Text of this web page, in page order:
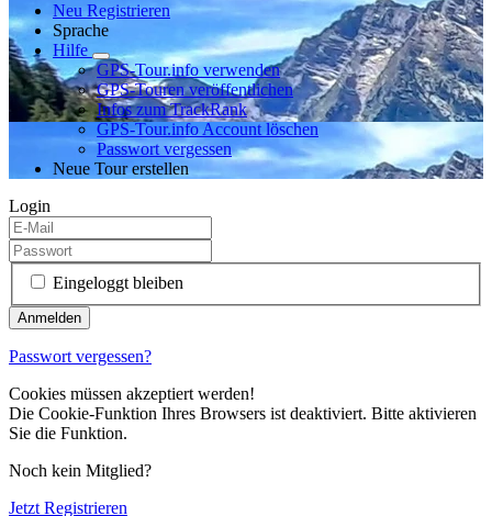
Neu Registrieren
Sprache
Hilfe
GPS-Tour.info verwenden
GPS-Touren veröffentlichen
Infos zum TrackRank
GPS-Tour.info Account löschen
Passwort vergessen
Neue Tour erstellen
Login
Eingeloggt bleiben
Passwort vergessen?
Cookies müssen akzeptiert werden!
Die Cookie-Funktion Ihres Browsers ist deaktiviert. Bitte aktivieren
Sie die Funktion.
Noch kein Mitglied?
Jetzt Registrieren